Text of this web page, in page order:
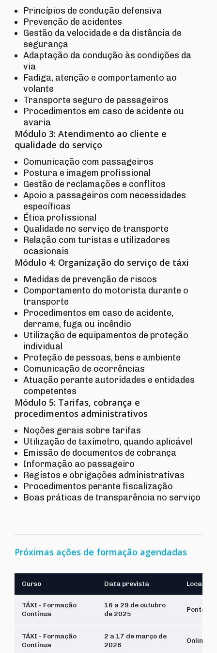
Princípios de condução defensiva
Prevenção de acidentes
Gestão da velocidade e da distância de
segurança
Adaptação da condução às condições da
via
Fadiga, atenção e comportamento ao
volante
Transporte seguro de passageiros
Procedimentos em caso de acidente ou
avaria
Módulo 3: Atendimento ao cliente e
qualidade do serviço
Comunicação com passageiros
Postura e imagem profissional
Gestão de reclamações e conflitos
Apoio a passageiros com necessidades
específicas
Ética profissional
Qualidade no serviço de transporte
Relação com turistas e utilizadores
ocasionais
Módulo 4: Organização do serviço de táxi
Medidas de prevenção de riscos
Comportamento do motorista durante o
transporte
Procedimentos em caso de acidente,
derrame, fuga ou incêndio
Utilização de equipamentos de proteção
individual
Proteção de pessoas, bens e ambiente
Comunicação de ocorrências
Atuação perante autoridades e entidades
competentes
Módulo 5: Tarifas, cobrança e
procedimentos administrativos
Noções gerais sobre tarifas
Utilização de taxímetro, quando aplicável
Emissão de documentos de cobrança
Informação ao passageiro
Registos e obrigações administrativas
Procedimentos perante fiscalização
Boas práticas de transparência no serviço
Próximas ações de formação agendadas
Curso Data prevista Local
TÁXI - Formação
Contínua
16 a 29 de outubro
de 2025
Ponta
TÁXI - Formação
Contínua
2 a 17 de março de
2026
Online